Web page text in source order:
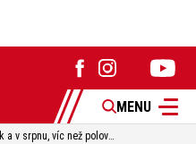
MENU
Nejvíc se bourá v pátek a v srpnu, víc než polovina nehod má zdravotní následky